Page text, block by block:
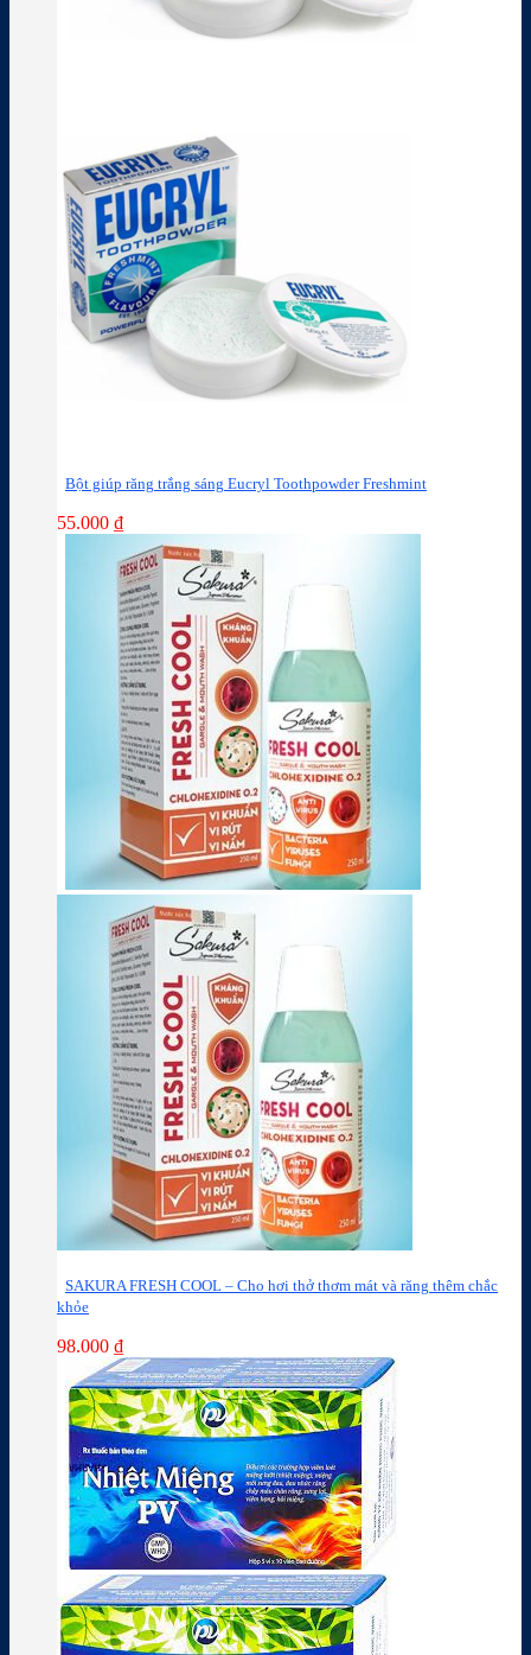
Bột giúp răng trắng sáng Eucryl Toothpowder Freshmint
55.000 ₫
SAKURA FRESH COOL – Cho hơi thở thơm mát và răng thêm chắc
khỏe
98.000 ₫